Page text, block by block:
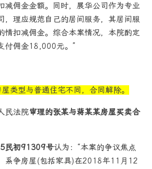
减佣金金额。同时，展华公司作为专业
，理应规范自己的居间服务，其居间服
情扣减佣金。综合本案情况，本院酌定
付佣金18,000元。”
屋类型与普通住宅不同，合同解除。
民法院审理的张某与蒋某某房屋买卖合
民初91309号认为：“本案的争议焦点
系争房屋(包括家具)在2018年11月12